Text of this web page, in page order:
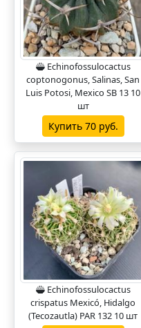
Echinofossulocactus
coptonogonus, Salinas, San
Luis Potosi, Mexico SB 13 10
шт
Купить 70 руб.
Echinofossulocactus
crispatus Mexicó, Hidalgo
(Tecozautla) PAR 132 10 шт